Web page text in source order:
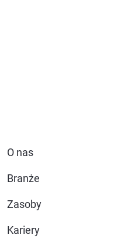
O nas
Branże
Zasoby
Kariery